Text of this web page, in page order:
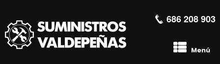
Menú
686 208 903